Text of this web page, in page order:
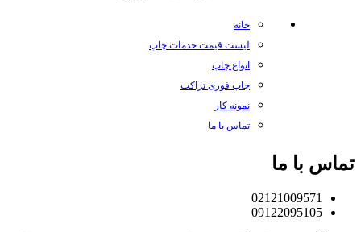
خانه
لیست قیمت خدمات چاپ
انواع چاپ
چاپ فوری تراکت
نمونه کار
تماس با ما
تماس با ما
02121009571
09122095105